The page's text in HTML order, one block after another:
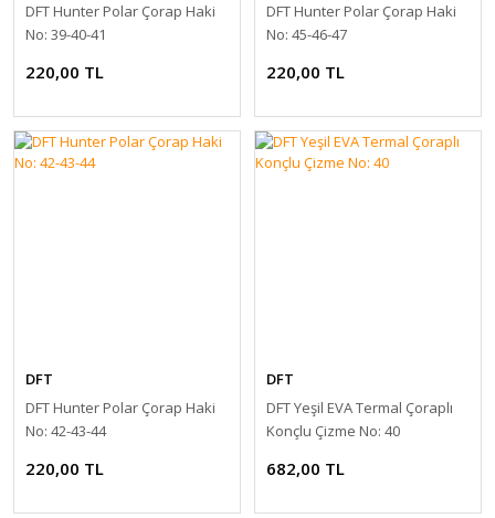
DFT Hunter Polar Çorap Haki
No: 39-40-41
220,00 TL
DFT Hunter Polar Çorap Haki
No: 45-46-47
220,00 TL
DFT
DFT Hunter Polar Çorap Haki
No: 42-43-44
220,00 TL
DFT
DFT Yeşil EVA Termal Çoraplı
Konçlu Çizme No: 40
682,00 TL